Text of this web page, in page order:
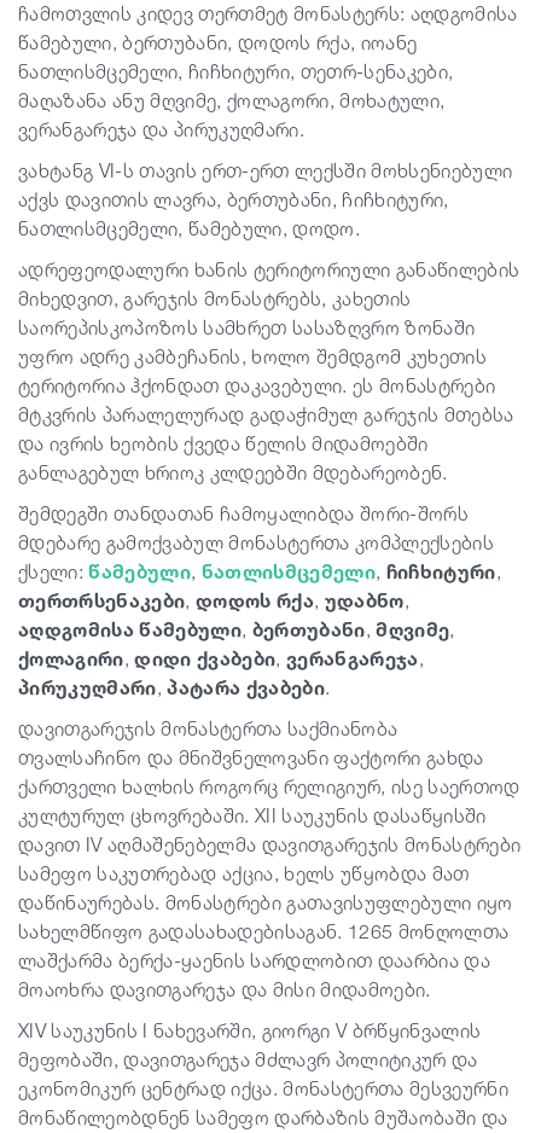
ჩამოთვლის კიდევ თერთმეტ მონასტერს: აღდგომისა
წამებული, ბერთუბანი, დოდოს რქა, იოანე
ნათლისმცემელი, ჩიჩხიტური, თეთრ-სენაკები,
მაღაზანა ანუ მღვიმე, ქოლაგორი, მოხატული,
ვერანგარეჯა და პირუკუღმარი.
ვახტანგ VI-ს თავის ერთ-ერთ ლექსში მოხსენიებული
აქვს დავითის ლავრა, ბერთუბანი, ჩიჩხიტური,
ნათლისმცემელი, წამებული, დოდო.
ადრეფეოდალური ხანის ტერიტორიული განაწილების
მიხედვით, გარეჯის მონასტრებს, კახეთის
საორეპისკოპოზოს სამხრეთ სასაზღვრო ზონაში
უფრო ადრე კამბეჩანის, ხოლო შემდგომ კუხეთის
ტერიტორია ჰქონდათ დაკავებული. ეს მონასტრები
მტკვრის პარალელურად გადაჭიმულ გარეჯის მთებსა
და ივრის ხეობის ქვედა წელის მიდამოებში
განლაგებულ ხრიოკ კლდეებში მდებარეობენ.
შემდეგში თანდათან ჩამოყალიბდა შორი-შორს
მდებარე გამოქვაბულ მონასტერთა კომპლექსების
ქსელი:წამებული, ნათლისმცემელი, ჩიჩხიტური,
თერთრსენაკები, დოდოს რქა, უდაბნო,
აღდგომისა წამებული, ბერთუბანი,მღვიმე,
ქოლაგირი,დიდი ქვაბები, ვერანგარეჯა,
პირუკუღმარი,პატარა ქვაბები.
დავითგარეჯის მონასტერთა საქმიანობა
თვალსაჩინო და მნიშვნელოვანი ფაქტორი გახდა
ქართველი ხალხის როგორც რელიგიურ, ისე საერთოდ
კულტურულ ცხოვრებაში. XII საუკუნის დასაწყისში
დავით IV აღმაშენებელმა დავითგარეჯის მონასტრები
სამეფო საკუთრებად აქცია, ხელს უწყობდა მათ
დაწინაურებას. მონასტრები გათავისუფლებული იყო
სახელმწიფო გადასახადებისაგან. 1265 მონღოლთა
ლაშქარმა ბერქა-ყაენის სარდლობით დაარბია და
მოაოხრა დავითგარეჯა და მისი მიდამოები.
XIV საუკუნის I ნახევარში, გიორგი V ბრწყინვალის
მეფობაში, დავითგარეჯა მძლავრ პოლიტიკურ და
ეკონომიკურ ცენტრად იქცა. მონასტერთა მესვეურნი
მონაწილეობდნენ სამეფო დარბაზის მუშაობაში და